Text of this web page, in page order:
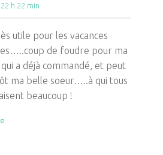
h 22 min
utile pour les vacances
de foudre pour ma
a déjà commandé, et peut
ma belle soeur…..à qui tous
beaucoup !